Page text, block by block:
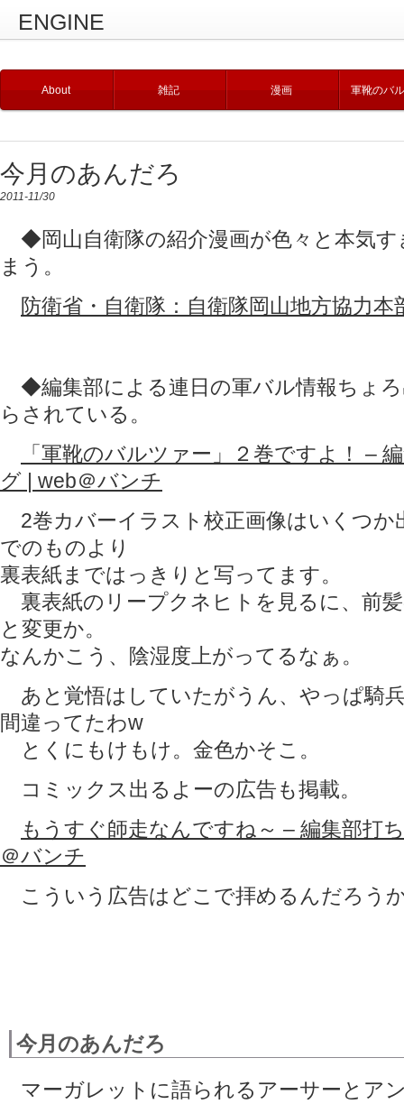
ENGINE
About 雑記 漫画 軍靴のバ
今月のあんだろ
2011-11/30
◆岡山自衛隊の紹介漫画が色々と本気す
まう。
防衛省・自衛隊：自衛隊岡山地方協力本
◆編集部による連日の軍バル情報ちょ
らされている。
「軍靴のバルツァー」２巻ですよ！ –
グ | web＠バンチ
2巻カバーイラスト校正画像はいくつか
でのものより
裏表紙まではっきりと写ってます。
裏表紙のリープクネヒトを見るに、前
と変更か。
なんかこう、陰湿度上がってるなぁ。
あと覚悟はしていたがうん、やっぱ騎
間違ってたわw
とくにもけもけ。金色かそこ。
コミックス出るよーの広告も掲載。
もうすぐ師走なんですね～ – 編集部打
＠バンチ
こういう広告はどこで拝めるんだろう
今月のあんだろ
マーガレットに語られるアーサーとア